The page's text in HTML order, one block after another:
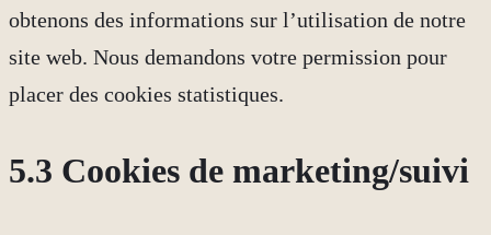
obtenons des informations sur l’utilisation de notre
site web. Nous demandons votre permission pour
placer des cookies statistiques.
5.3 Cookies de marketing/suivi